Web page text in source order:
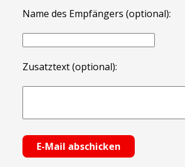
Name des Empfängers (optional):
Zusatztext (optional):